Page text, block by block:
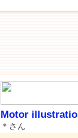
Motor
＊さん